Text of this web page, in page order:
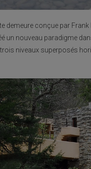
demeure conçue par
un nouveau paradigme
niveaux superposés